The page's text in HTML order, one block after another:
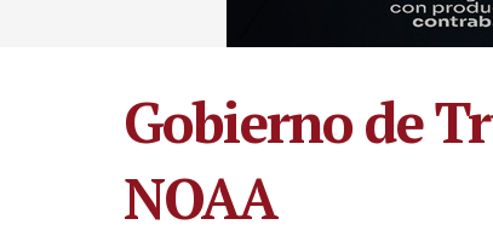
Gobierno de
NOAA